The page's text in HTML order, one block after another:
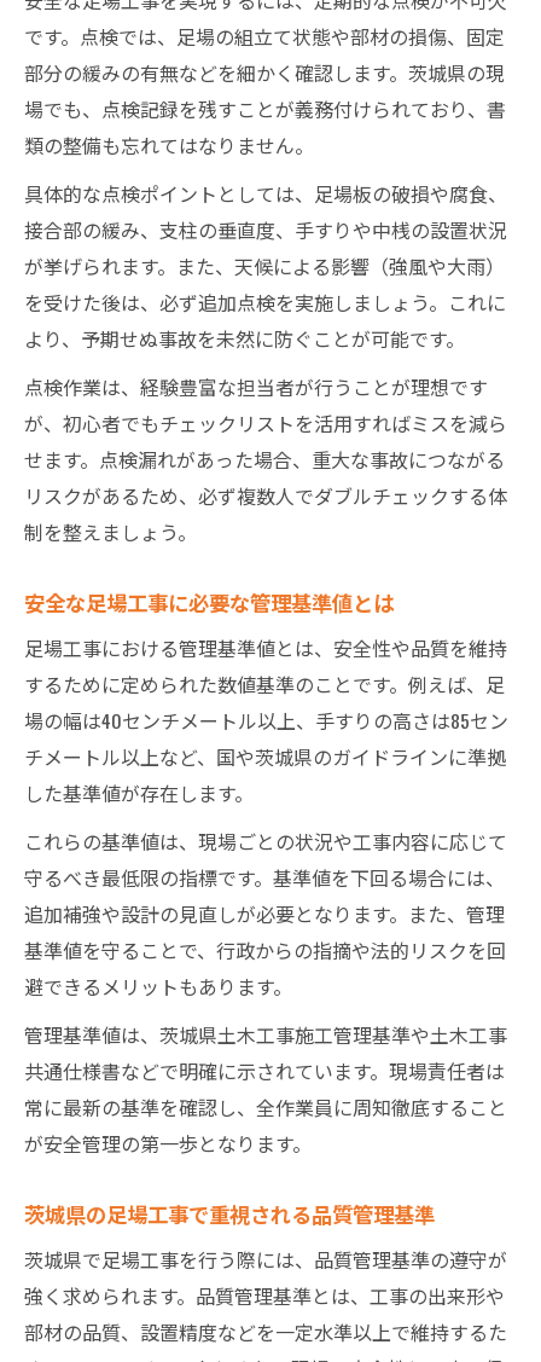
です。点検では、足場の組立て状態や部材の損傷、固定
部分の緩みの有無などを細かく確認します。茨城県の現
場でも、点検記録を残すことが義務付けられており、書
類の整備も忘れてはなりません。
具体的な点検ポイントとしては、足場板の破損や腐食、
接合部の緩み、支柱の垂直度、手すりや中桟の設置状況
が挙げられます。また、天候による影響（強風や大雨）
を受けた後は、必ず追加点検を実施しましょう。これに
より、予期せぬ事故を未然に防ぐことが可能です。
点検作業は、経験豊富な担当者が行うことが理想です
が、初心者でもチェックリストを活用すればミスを減ら
せます。点検漏れがあった場合、重大な事故につながる
リスクがあるため、必ず複数人でダブルチェックする体
制を整えましょう。
安全な足場工事に必要な管理基準値とは
足場工事における管理基準値とは、安全性や品質を維持
するために定められた数値基準のことです。例えば、足
場の幅は40センチメートル以上、手すりの高さは85セン
チメートル以上など、国や茨城県のガイドラインに準拠
した基準値が存在します。
これらの基準値は、現場ごとの状況や工事内容に応じて
守るべき最低限の指標です。基準値を下回る場合には、
追加補強や設計の見直しが必要となります。また、管理
基準値を守ることで、行政からの指摘や法的リスクを回
避できるメリットもあります。
管理基準値は、茨城県土木工事施工管理基準や土木工事
共通仕様書などで明確に示されています。現場責任者は
常に最新の基準を確認し、全作業員に周知徹底すること
が安全管理の第一歩となります。
茨城県の足場工事で重視される品質管理基準
茨城県で足場工事を行う際には、品質管理基準の遵守が
強く求められます。品質管理基準とは、工事の出来形や
部材の品質、設置精度などを一定水準以上で維持するた